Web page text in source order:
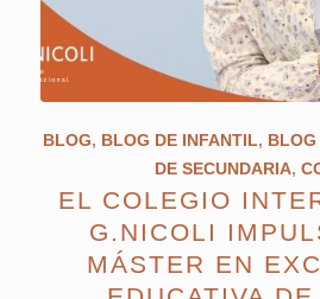
BLOG, BLOG DE INFANTIL,
DE SECUNDARIA,
EL COLEGIO
G.NICOLI
MÁSTER EN